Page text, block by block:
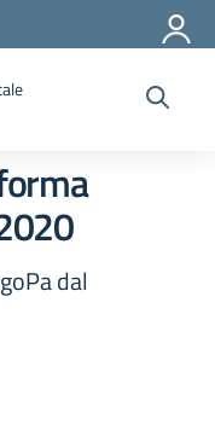
dal